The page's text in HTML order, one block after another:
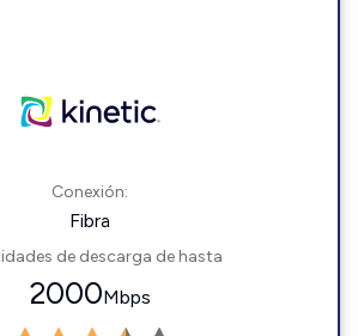
Conexión:
Fibra
de descarga de hasta
2000Mbps